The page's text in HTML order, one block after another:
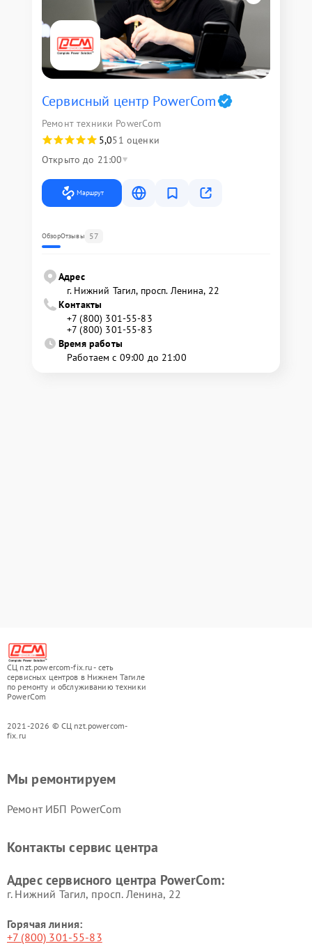
Сервисный центр PowerCom
Ремонт техники PowerCom
5,051 оценки
Открыто до 21:00
Маршрут
ОбзорОтзывы 57
Адрес
г. Нижний Тагил, просп. Ленина, 22
Контакты
+7 (800) 301-55-83
+7 (800) 301-55-83
Время работы
Работаем с 09:00 до 21:00
СЦ nzt.powercom-fix.ru - сеть
сервисных центров в Нижнем Тагиле
по ремонту и обслуживанию техники
PowerCom
2021-2026 © СЦ nzt.powercom-
fix.ru
Мы ремонтируем
Ремонт ИБП PowerCom
Контакты сервис центра
Адрес сервисного центра PowerCom:
г. Нижний Тагил, просп. Ленина, 22
Горячая линия:
+7 (800) 301-55-83